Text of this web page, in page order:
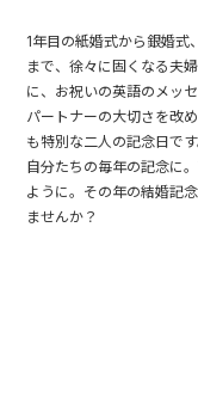
1年目の紙婚式から銀婚
まで、徐々に固くなる夫
に、お祝いの英語のメッ
パートナーの大切さを改
も特別な二人の記念日です
自分たちの毎年の記念に
ように。その年の結婚記
ませんか？